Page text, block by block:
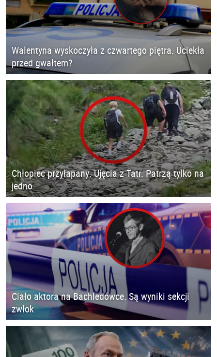
Walentyna wyskoczyła z czwartego piętra. Uciekła
przed gwałtem?
Chłopiec przyłapany. Ujęcia z Tatr. Patrzą tylko na
jedno
Ciało aktora na Bachledówce. Są wyniki sekcji
zwłok